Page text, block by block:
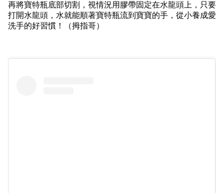
再將寶特瓶底部切割，視情況用膠帶固定在水龍頭上，只要
打開水龍頭，水就能順著寶特瓶流到寶寶的手，從小養成愛
洗手的好習慣！（拇指哥）